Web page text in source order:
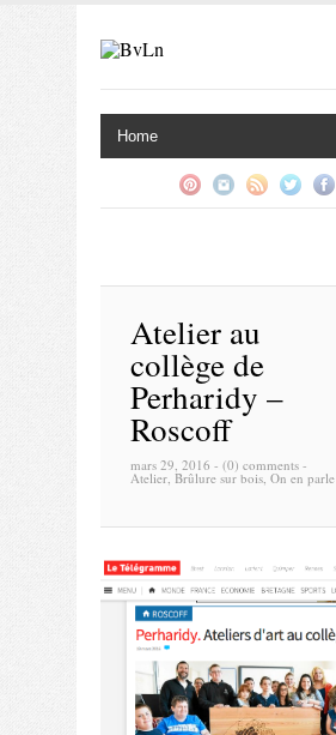
Atelier au
collège de
Perharidy –
Roscoff
mars 29, 2016 - (0) comments -
Atelier, Brûlure sur bois, On en parle